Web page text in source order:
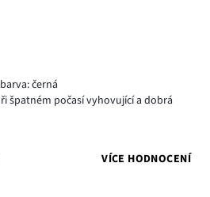
barva: černá
špatném počasí vyhovující a dobrá
VÍCE HODNOCENÍ